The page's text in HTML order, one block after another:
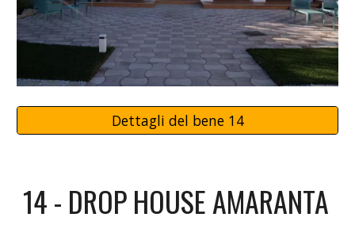
Dettagli del bene 14
14- DROP HOUSE AMARANTA